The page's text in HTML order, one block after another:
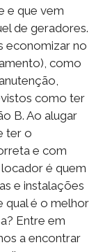
e que vem
de geradores.
economizar no
como
como ter
B. Ao alugar
ter o
e com
é quem
e instalações
qual é o melhor
Entre em
a encontrar